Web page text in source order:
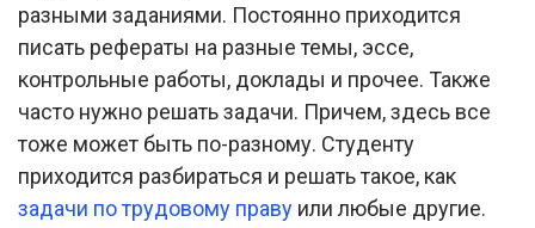
разными заданиями. Постоянно приходится
писать рефераты на разные темы, эссе,
контрольные работы, доклады и прочее. Также
часто нужно решать задачи. Причем, здесь все
тоже может быть по-разному. Студенту
приходится разбираться и решать такое, как
задачи по трудовому праву или любые другие.